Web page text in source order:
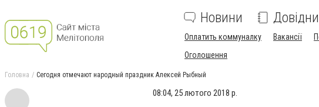
Новини
Оплатить коммуналку Вакансії
Оголошення
Головна Сегодня отмечают народный праздник Алексей Рыбный
08:04, 25 лютого 2018 р.